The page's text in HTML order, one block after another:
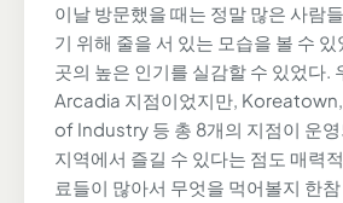
이날 방문했을 때는 정말 많은 사람
기 위해 줄을 서 있는 모습을 볼 수
곳의 높은 인기를 실감할 수 있었다.
Arcadia 지점이었지만,
of Industry 등 총 8개의 지점이 운
지역에서 즐길 수 있다는 점도 매력
료들이 많아서 무엇을 먹어볼지 한